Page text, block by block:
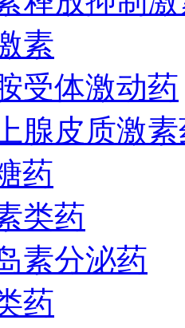
素
受体激动药
腺皮质激
药
类药
素分泌药
药